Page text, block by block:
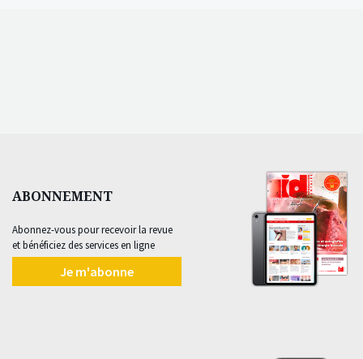
ABONNEMENT
Abonnez-vous pour recevoir la revue
et bénéficiez des services en ligne
Je m'abonne